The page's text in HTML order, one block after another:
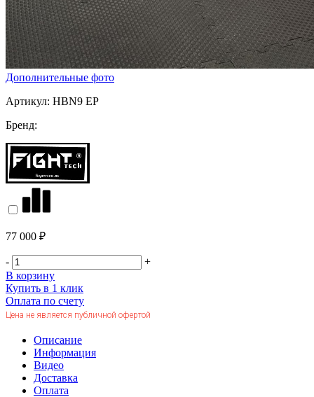
Дополнительные фото
Артикул: HBN9 EP
Бренд:
77 000 ₽
-
+
В корзину
Купить в 1 клик
Оплата по счету
Цена не является публичной офертой
Описание
Информация
Видео
Доставка
Оплата